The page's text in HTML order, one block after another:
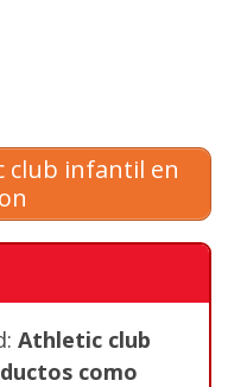
club infantil en
Athletic club
como